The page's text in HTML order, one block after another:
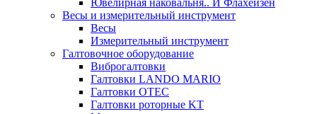
Ювелирная наковальня.. И Флахейзен
Весы и измерительный инструмент
Весы
Измерительный инструмент
Галтовочное оборудование
Виброгалтовки
Галтовки LANDO MARIO
Галтовки OTEC
Галтовки роторные KT